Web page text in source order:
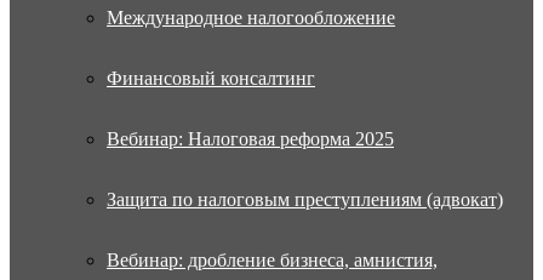
Международное налогообложение
Финансовый консалтинг
Вебинар: Налоговая реформа 2025
Защита по налоговым преступлениям (адвокат)
Вебинар: дробление бизнеса, амнистия,